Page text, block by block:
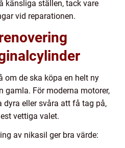
känsliga ställen, tack vare
vid reparationen.
om de ska köpa en helt ny
gamla. För moderna motorer,
dyra eller svåra att få tag på,
vettiga valet.
av nikasil ger bra värde: